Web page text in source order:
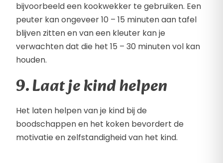
bijvoorbeeld een kookwekker te gebruiken. Een
peuter kan ongeveer 10 – 15 minuten aan tafel
blijven zitten en van een kleuter kan je
verwachten dat die het 15 – 30 minuten vol kan
houden.
9. Laat je kind helpen
Het laten helpen van je kind bij de
boodschappen en het koken bevordert de
motivatie en zelfstandigheid van het kind.